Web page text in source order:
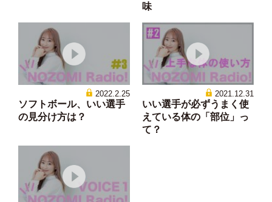
味
2022.2.25
ソフトボール、いい選手
の見分け方は？
2021.12.31
いい選手が必ずうまく使
えている体の「部位」っ
て？